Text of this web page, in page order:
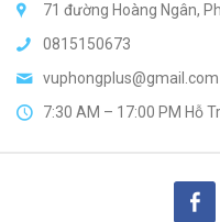
71 đường Hoàng Ngân,
0815150673
vuphongplus@gmail.com
7:30 AM – 17:00 PM Hỗ